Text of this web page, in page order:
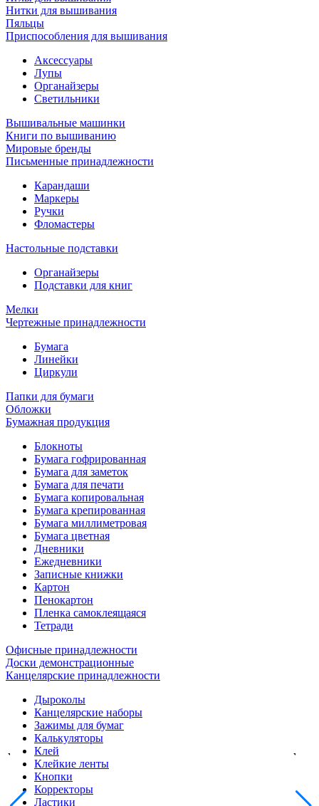
Нитки для вышивания
Пяльцы
Приспособления для вышивания
Аксессуары
Лупы
Органайзеры
Светильники
Вышивальные машинки
Книги по вышиванию
Мировые бренды
Письменные принадлежности
Карандаши
Маркеры
Ручки
Фломастеры
Настольные подставки
Органайзеры
Подставки для книг
Мелки
Чертежные принадлежности
Бумага
Линейки
Циркули
Папки для бумаги
Обложки
Бумажная продукция
Блокноты
Бумага гофрированная
Бумага для заметок
Бумага для печати
Бумага копировальная
Бумага крепированная
Бумага миллиметровая
Бумага цветная
Дневники
Ежедневники
Записные книжки
Картон
Пенокартон
Пленка самоклеящаяся
Тетради
Офисные принадлежности
Доски демонстрационные
Канцелярские принадлежности
Дыроколы
Канцелярские наборы
Зажимы для бумаг
Калькуляторы
Клей
Клейкие ленты
Кнопки
Корректоры
Ластики